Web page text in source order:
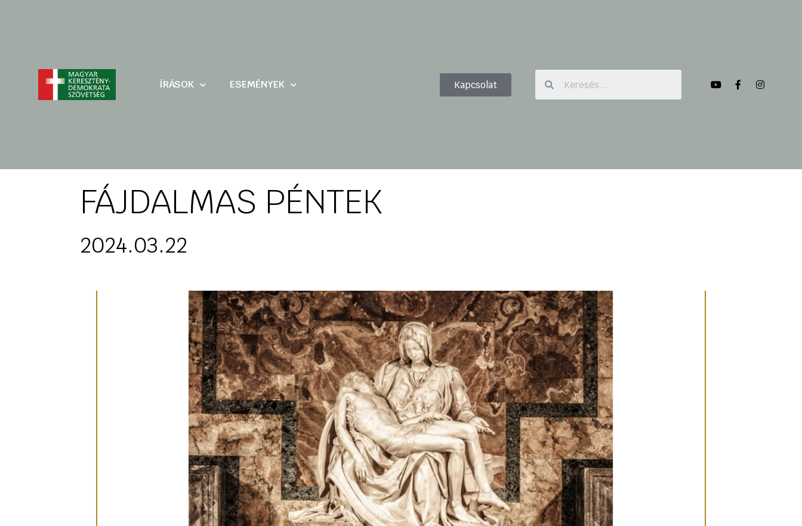
ÍRÁSOK ESEMÉNYEK Kapcsolat
FÁJDALMAS PÉNTEK
2024.03.22